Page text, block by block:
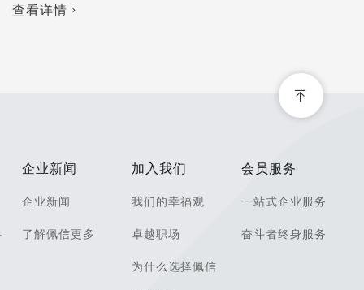
查看详情
企业新闻
企业新闻
了解佩信更多
加入我们
我们的幸福观
卓越职场
为什么选择佩信
会员服务
一站式企业服务
奋斗者终身服务